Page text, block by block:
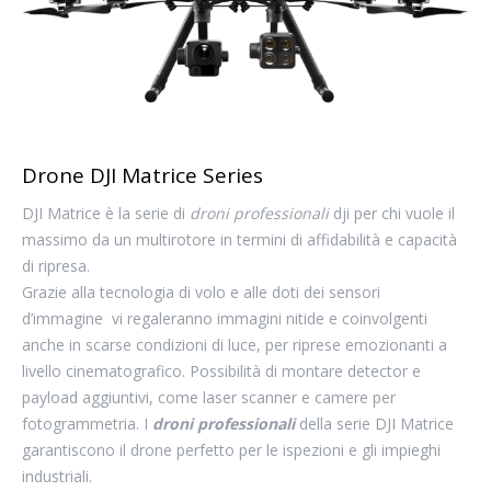
Drone DJI Matrice Series
DJI Matrice è la serie di droni professionalidji per chi vuole il
massimo da un multirotore in termini di affidabilità e capacità
di ripresa.
Grazie alla tecnologia di volo e alle doti dei sensori
d’immagine vi regaleranno immagini nitide e coinvolgenti
anche in scarse condizioni di luce, per riprese emozionanti a
livello cinematografico. Possibilità di montare detector e
payload aggiuntivi, come laser scanner e camere per
fotogrammetria. I droni professionalidella serie DJI Matrice
garantiscono il drone perfetto per le ispezioni e gli impieghi
industriali.